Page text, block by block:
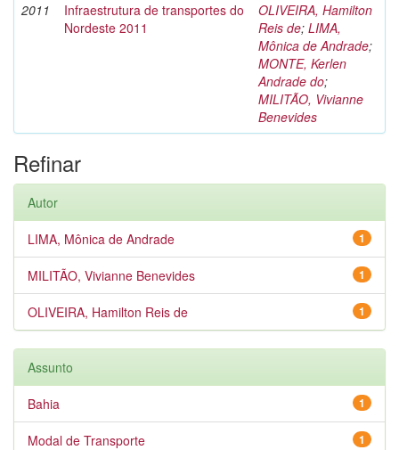
2011
Infraestrutura de transportes do
Nordeste 2011
OLIVEIRA, Hamilton
Reis de; LIMA,
Mônica de Andrade;
MONTE, Kerlen
Andrade do;
MILITÃO, Vivianne
Benevides
Refinar
Autor
1
LIMA, Mônica de Andrade
1
MILITÃO, Vivianne Benevides
1
OLIVEIRA, Hamilton Reis de
Assunto
1
Bahia
1
Modal de Transporte